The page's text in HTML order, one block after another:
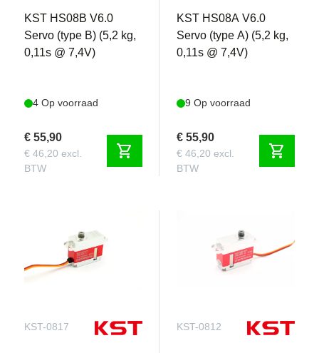
KST HS08B V6.0
Servo (type B) (5,2 kg,
0,11s @ 7,4V)
4 Op voorraad
€ 55,90
€ 46,20 excl.
BTW
shopping_cart
KST HS08A V6.0
Servo (type A) (5,2 kg,
0,11s @ 7,4V)
9 Op voorraad
€ 55,90
€ 46,20 excl.
BTW
shopping_cart
KST-0817 KST-0812